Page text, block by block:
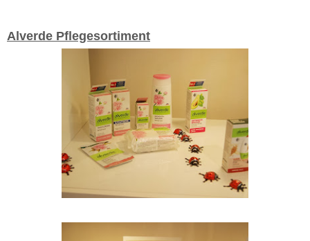
Alverde Pflegesortiment